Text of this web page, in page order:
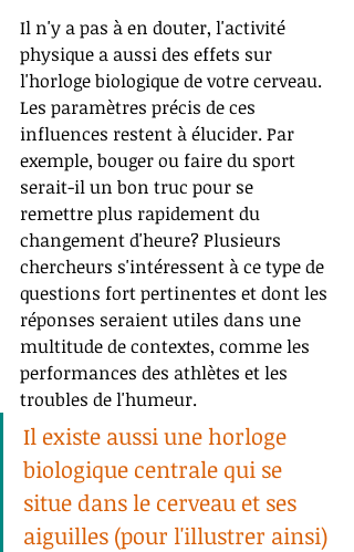
Il n'y a pas à en douter, l'activité
physique a aussi des effets sur
l'horloge biologique de votre cerveau.
Les paramètres précis de ces
influences restent à élucider. Par
exemple, bouger ou faire du sport
serait-il un bon truc pour se
remettre plus rapidement du
changement d'heure? Plusieurs
chercheurs s'intéressent à ce type de
questions fort pertinentes et dont les
réponses seraient utiles dans une
multitude de contextes, comme les
performances des athlètes et les
troubles de l'humeur.
Il existe aussi une horloge
biologique centrale qui se
situe dans le cerveau et ses
aiguilles (pour l'illustrer ainsi)